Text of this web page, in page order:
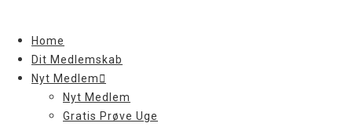
contentHome
Dit Medlemskab
Nyt Medlem
Nyt Medlem
Gratis Prøve Uge